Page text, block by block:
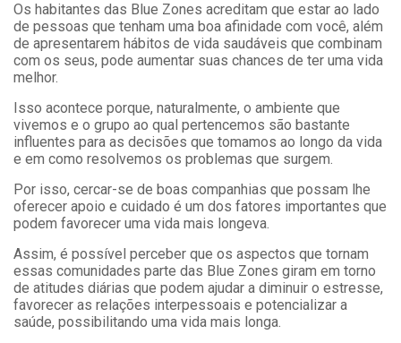
Os habitantes das Blue Zones acreditam que estar ao lado
de pessoas que tenham uma boa afinidade com você, além
de apresentarem hábitos de vida saudáveis que combinam
com os seus, pode aumentar suas chances de ter uma vida
melhor.
Isso acontece porque, naturalmente, o ambiente que
vivemos e o grupo ao qual pertencemos são bastante
influentes para as decisões que tomamos ao longo da vida
e em como resolvemos os problemas que surgem.
Por isso, cercar-se de boas companhias que possam lhe
oferecer apoio e cuidado é um dos fatores importantes que
podem favorecer uma vida mais longeva.
Assim, é possível perceber que os aspectos que tornam
essas comunidades parte das Blue Zones giram em torno
de atitudes diárias que podem ajudar a diminuir o estresse,
favorecer as relações interpessoais e potencializar a
saúde, possibilitando uma vida mais longa.